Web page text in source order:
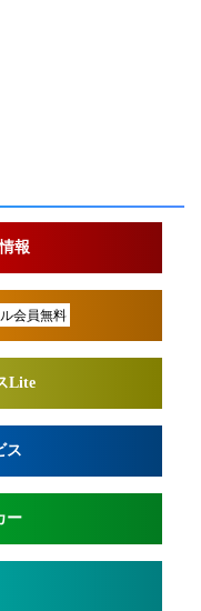
報
会員無料
Lite
ス
ー